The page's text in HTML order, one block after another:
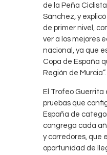
de la Peña
Sánchez, y
de primer nivel,
ver a los mejores
nacional, ya que
Copa de España
Región de Murcia”.
El Trofeo Guerrita
pruebas que
España de
congrega cada
y corredores, que
oportunidad de